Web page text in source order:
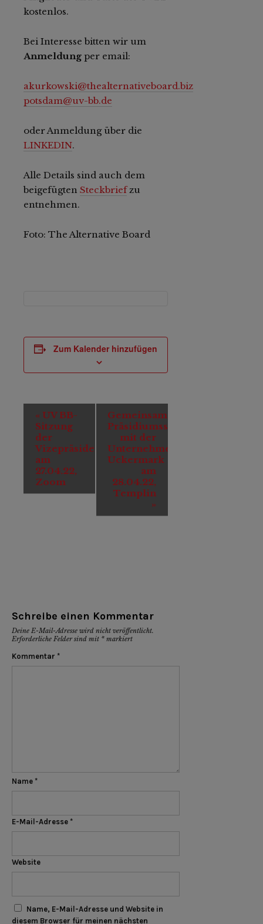
kostenlos.
Bei Interesse bitten wir um
Anmeldung per email:
akurkowski@thealternativeboard.biz
potsdam@uv-bb.de
oder Anmeldung über die
LINKEDIN.
Alle Details sind auch dem
beigefügten Steckbriefzu
entnehmen.
Foto: The Alternative Board
Zum Kalender hinzufügen
Veranstaltung-
Navigation
« UV BB-
Sitzung
der
Vizepräsidenten
am
27.04.22,
Zoom
Gemeinsame
Präsidiumssitzung
mit der
Unternehmervereinigung
Uckermark
am
28.04.22,
Templin
»
Schreibe einen Kommentar
Deine E-Mail-Adresse wird nicht veröffentlicht.
Erforderliche Felder sind mit * markiert
Kommentar *
Name *
E-Mail-Adresse *
Website
Name, E-Mail-Adresse und Website in
diesem Browser für meinen nächsten